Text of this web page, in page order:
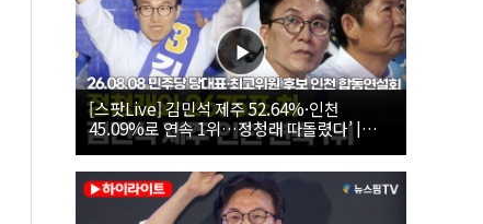
[스팟Live] 김민석 제주 52.64%·인천
45.09%로 연속 1위…정청래 따돌렸다’ |
26.08.08 더불어민주당 당대표·최고위원 후
보 인천 합동연설회